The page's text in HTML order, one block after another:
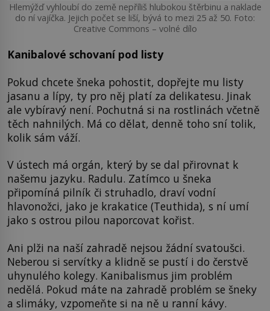
Hlemýžď vyhloubí do země nepříliš hlubokou štěrbinu a naklade
do ní vajíčka. Jejich počet se liší, bývá to mezi 25 až 50. Foto:
Creative Commons – volné dílo
Kanibalové schovaní pod listy
Pokud chcete šneka pohostit, dopřejte mu listy
jasanu a lípy, ty pro něj platí za delikatesu. Jinak
ale vybíravý není. Pochutná si na rostlinách včetně
těch nahnilých. Má co dělat, denně toho sní tolik,
kolik sám váží.
V ústech má orgán, který by se dal přirovnat k
našemu jazyku. Radulu. Zatímco u šneka
připomíná pilník či struhadlo, draví vodní
hlavonožci, jako je krakatice (Teuthida), s ní umí
jako s ostrou pilou naporcovat kořist.
Ani plži na naší zahradě nejsou žádní svatoušci.
Neberou si servítky a klidně se pustí i do čerstvě
uhynulého kolegy. Kanibalismus jim problém
nedělá. Pokud máte na zahradě problém se šneky
a slimáky, vzpomeňte si na ně u ranní kávy.